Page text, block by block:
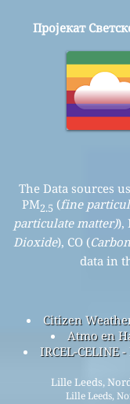
Пројекат
The Data sources
PM2.5 (fine
particulate matter)),
Dioxide), CO (
data in
Citizen
Atmo en
IRCEL-
Lille Leeds,
Lille Leeds,